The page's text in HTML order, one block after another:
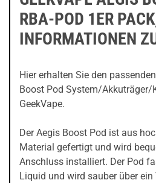
RBA-POD 1ER
INFORMATIONEN
Hier erhalten Sie den
Boost Pod System/Akkuträger/
GeekVape.
Der Aegis Boost Pod ist aus
Material gefertigt und wird
Anschluss installiert. Der Pod
Liquid und wird sauber über